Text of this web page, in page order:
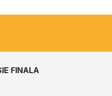
FINALA